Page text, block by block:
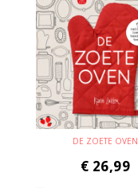
DE ZOETE OVEN
€ 26,99